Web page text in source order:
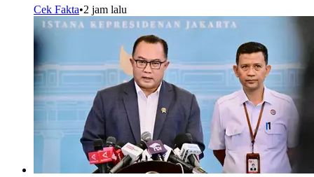
Cek Fakta•2 jam lalu